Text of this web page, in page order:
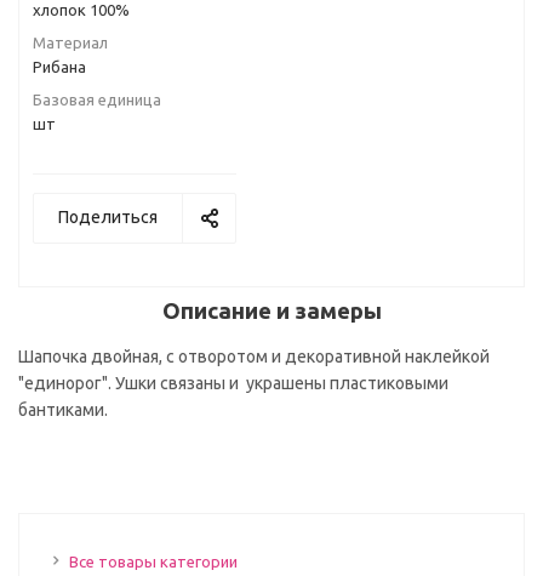
хлопок 100%
Материал
Рибана
Базовая единица
шт
Поделиться
Описание и замеры
Шапочка двойная, с отворотом и декоративной наклейкой
"единорог". Ушки связаны и украшены пластиковыми
бантиками.
Все товары категории